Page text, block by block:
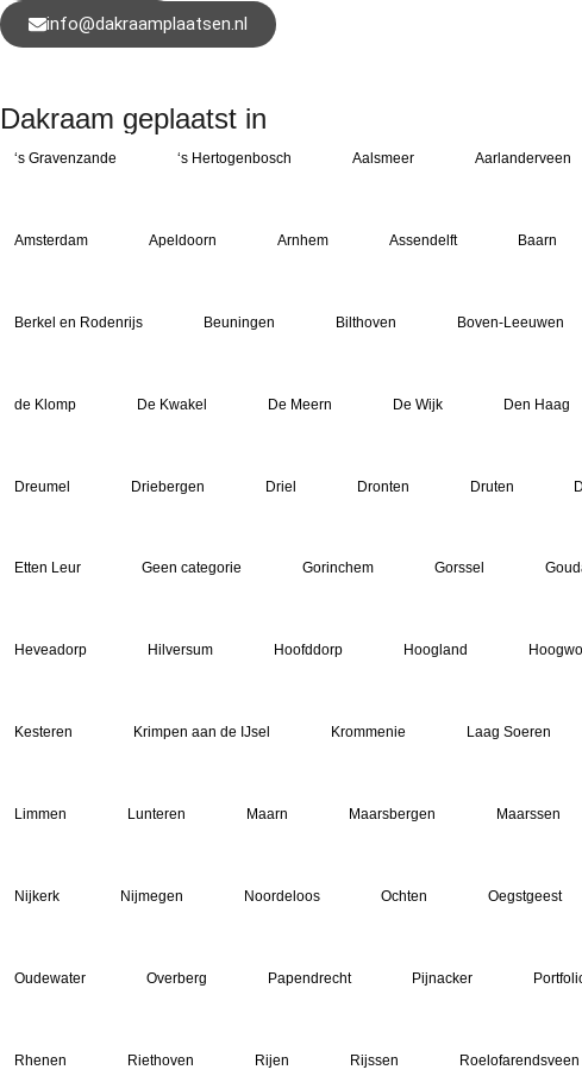
info@dakraamplaatsen.nl
Dakraam geplaatst in
‘s Gravenzande ‘s Hertogenbosch Aalsmeer Aarlanderveen
Amsterdam Apeldoorn Arnhem Assendelft Baarn
Berkel en Rodenrijs Beuningen Bilthoven Boven-Leeuwen
de Klomp De Kwakel De Meern De Wijk Den Haag
Dreumel Driebergen Driel Dronten Druten
Etten Leur Geen categorie Gorinchem Gorssel
Heveadorp Hilversum Hoofddorp Hoogland
Kesteren Krimpen aan de IJsel Krommenie Laag Soeren
Limmen Lunteren Maarn Maarsbergen Maarssen
Nijkerk Nijmegen Noordeloos Ochten Oegstgeest
Oudewater Overberg Papendrecht Pijnacker
Rhenen Riethoven Rijen Rijssen Roelofarendsveen